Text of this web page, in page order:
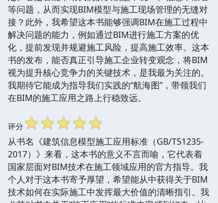
等问题，从而实现BIM模型与施工现场管理的无缝对
接？此外，我希望这本书能够强调BIM在施工过程中
解决问题的能力，例如通过BIM进行施工方案的优
化，提前发现并规避施工风险，提高施工效率。这本
书的发布，能否真正引导施工企业转变观念，将BIM
视为提升核心竞争力的关键技术，是我最为关注的。
我期待它能成为指导我们实践的“航海图”，带领我们
在BIM的施工应用之路上行稳致远。
评分☆☆☆☆☆
从书名《建筑信息模型施工应用标准（GB/T51235-
2017）》来看，这本书的意义不言而喻，它代表着
国家层面对BIM技术在施工领域应用的官方指导。我
个人对于这本书寄予厚望，希望能从中获得关于BIM
技术如何在实际施工中发挥最大价值的清晰指引。我